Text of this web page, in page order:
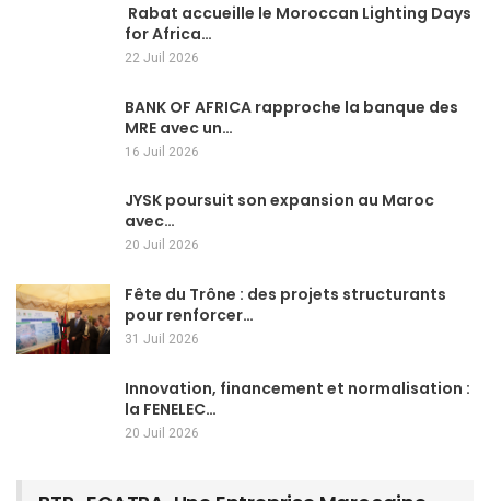
Rabat accueille le Moroccan Lighting Days
for Africa…
22 Juil 2026
BANK OF AFRICA rapproche la banque des
MRE avec un…
16 Juil 2026
JYSK poursuit son expansion au Maroc
avec…
20 Juil 2026
Fête du Trône : des projets structurants
pour renforcer…
31 Juil 2026
Innovation, financement et normalisation :
la FENELEC…
20 Juil 2026